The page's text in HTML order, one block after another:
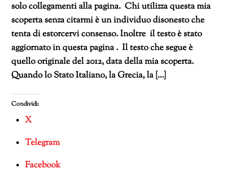
solo collegamenti alla pagina. Chi utilizza questa mia
scoperta senza citarmi è un individuo disonesto che
tenta di estorcervi consenso. Inoltre il testo è stato
aggiornato in questa pagina . Il testo che segue è
quello originale del 2012, data della mia scoperta.
Quando lo Stato Italiano, la Grecia, la […]
Condividi:
X
Telegram
Facebook